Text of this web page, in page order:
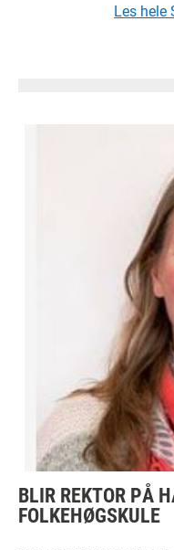
Les hele
BLIR REKTOR PÅ
FOLKEHØGSKULE